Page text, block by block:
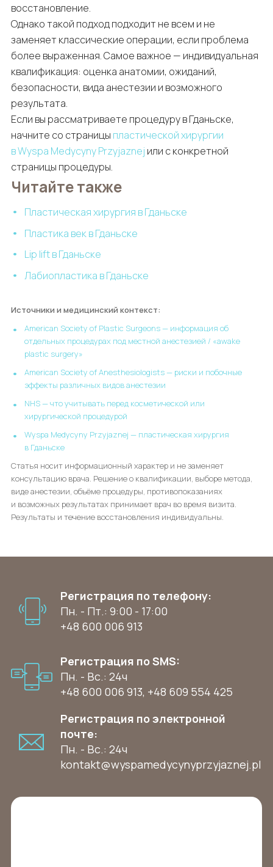
восстановление.
Однако такой подход подходит не всем и не
заменяет классические операции, если проблема
более выраженная. Самое важное — индивидуальная
квалификация: оценка анатомии, ожиданий,
безопасности, вида анестезии и возможного
результата.
Если вы рассматриваете процедуру в Гданьске,
начните со страницы пластической хирургии
в Wyspa Medycyny Przyjaznej или с конкретной
страницы процедуры.
Читайте также
Пластическая хирургия в Гданьске
Пластика век в Гданьске
Lip lift в Гданьске
Лабиопластика в Гданьске
Источники и медицинский контекст:
American Society of Plastic Surgeons — информация об
отдельных процедурах под местной анестезией / «awake
plastic surgery»
American Society of Anesthesiologists — риски и побочные
эффекты различных видов анестезии
NHS — что учитывать перед косметической или
хирургической процедурой
Wyspa Medycyny Przyjaznej — пластическая хирургия
в Гданьске
Статья носит информационный характер и не заменяет
консультацию врача. Решение о квалификации, выборе метода,
виде анестезии, объёме процедуры, противопоказаниях
и возможных результатах принимает врач во время визита.
Результаты и течение восстановления индивидуальны.
Регистрация по телефону:
Пн. - Пт.: 9:00 - 17:00
+48 600 006 913
Регистрация по SMS:
Пн. - Вс.: 24ч
+48 600 006 913, +48 609 554 425
Регистрация по электронной
почте:
Пн. - Вс.: 24ч
kontakt@wyspamedycynyprzyjaznej.pl